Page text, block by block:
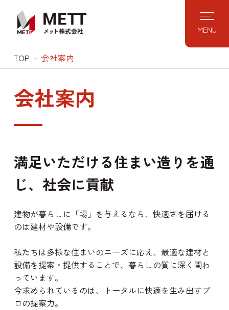
content
MENU
TOP 会社案内
会社案内
満足いただける住まい造りを通
じ、社会に貢献
建物が暮らしに「場」を与えるなら、快適さを届ける
のは建材や設備です。
私たちは多様な住まいのニーズに応え、最適な建材と
設備を提案・提供することで、暮らしの質に深く関わ
っています。
今求められているのは、トータルに快適を生み出すプ
ロの提案力。